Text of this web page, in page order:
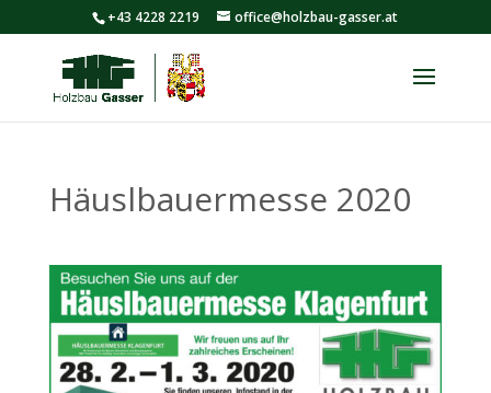
+43 4228 2219 office@holzbau-gasser.at
Häuslbauermesse 2020